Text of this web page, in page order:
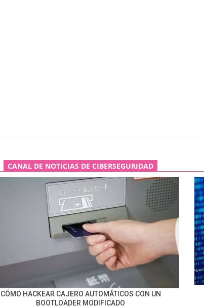
CANAL DE NOTICIAS DE CIBERSEGURIDAD
CÓMO HACKEAR CAJERO AUTOMÁTICOS CON UN
BOOTLOADER MODIFICADO